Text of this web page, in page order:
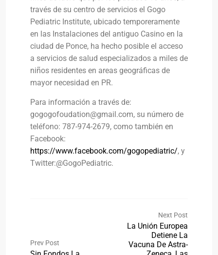
través de su centro de servicios el Gogo
Pediatric Institute, ubicado temporeramente
en las Instalaciones del antiguo Casino en la
ciudad de Ponce, ha hecho posible el acceso
a servicios de salud especializados a miles de
niños residentes en areas geográficas de
mayor necesidad en PR.
Para información a través de:
gogogofoudation@gmail.com, su número de
teléfono: 787-974-2679, como también en
Facebook:
https://www.facebook.com/gogopediatric/, y
Twitter:@GogoPediatric.
Prev Post
Next Post
La Unión Europea
Detiene La
Vacuna De Astra-